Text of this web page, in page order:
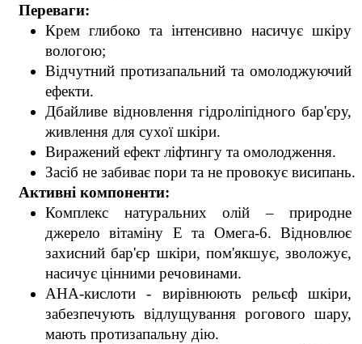
Переваги:
Крем глибоко та інтенсивно насичує шкіру
вологою;
Відчутний протизапальний та омолоджуючий
ефекти.
Дбайливе відновлення гідроліпідного бар'єру,
живлення для сухої шкіри.
Виражений ефект ліфтингу та омолодження.
Засіб не забиває пори та не провокує висипань.
Активні компоненти:
Комплекс натуральних олій – природне
джерело вітаміну Е та Омега-6. Відновлює
захисний бар'єр шкіри, пом'якшує, зволожує,
насичує цінними речовинами.
АНА-кислоти - вирівнюють рельєф шкіри,
забезпечують відлущування рогового шару,
мають протизапальну дію.